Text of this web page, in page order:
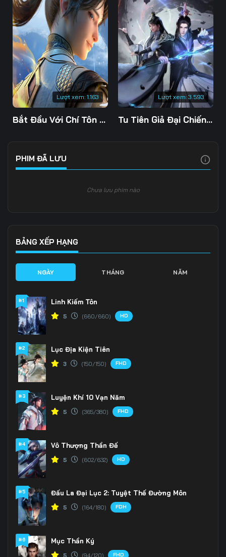
Lượt xem: 1.163
Bắt Đầu Với Chí Tôn Đan Điền
Lượt xem: 3.593
Tu Tiên Giả Đại Chiến Siêu Năng Lực 3D
PHIM ĐÃ LƯU
Chưa lưu phim nào
BẢNG XẾP HẠNG
NGÀY THÁNG NĂM
#1 Linh Kiếm Tôn
5 (660/660) HD
#2 Lục Địa Kiện Tiên
3 (150/150) FHD
#3 Luyện Khí 10 Vạn Năm
5 (365/380) FHD
#4 Vô Thượng Thần Đế
5 (602/632) HD
#5 Đấu La Đại Lục 2: Tuyệt Thế Đường Môn
5 (164/180) FDH
#6 Mục Thần Ký
5 (94/120) FHD